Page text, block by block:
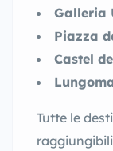
Galleria
Piazza
Castel
Tutte le